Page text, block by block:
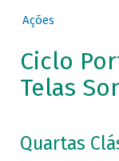
Ações
Ciclo
Telas
Quartas